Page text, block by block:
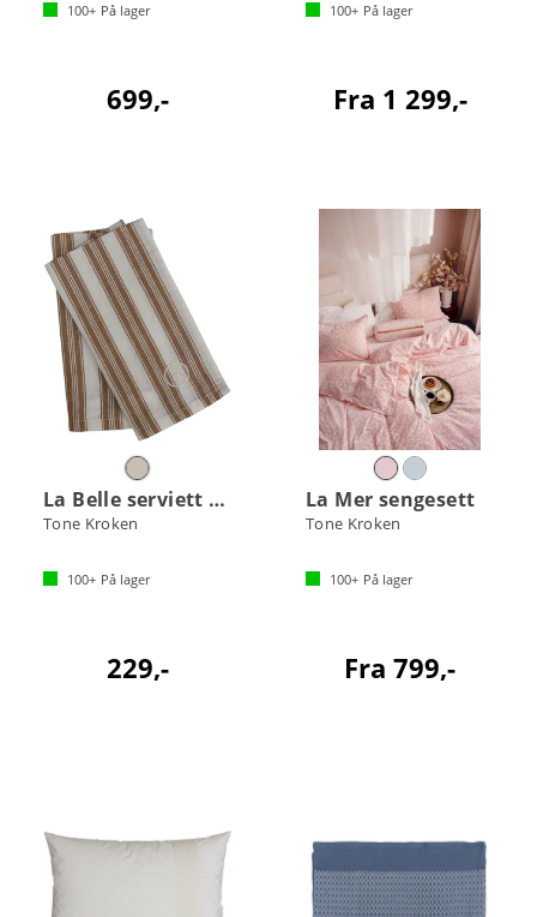
100+ På lager
699,-
100+ På lager
Fra 1 299,-
La Belle serviett 2pk
Tone Kroken
100+ På lager
229,-
La Mer sengesett
Tone Kroken
100+ På lager
Fra 799,-